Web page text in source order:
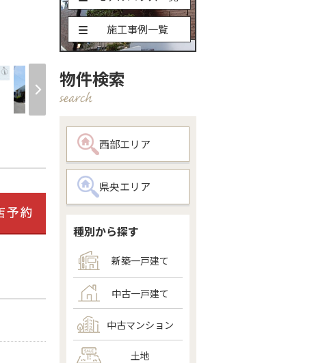
施工事例一覧
物件検索
西部エリア
県央エリア
種別から探す
新築一戸建て
中古一戸建て
中古マンション
土地